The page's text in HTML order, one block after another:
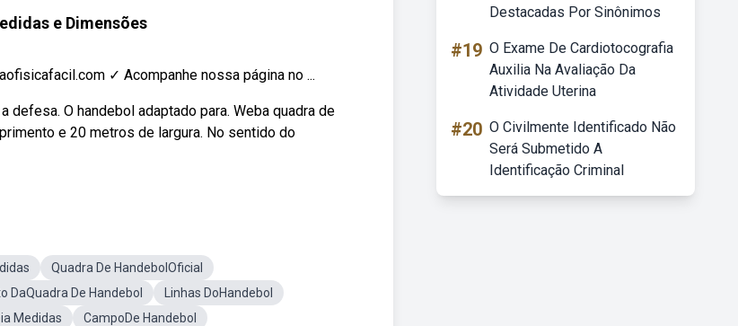
e Dimensões
✓ Acompanhe nossa página no ...
O handebol adaptado para. Weba quadra de
e 20 metros de largura. No sentido do
Quadra De HandebolOficial
DaQuadra De Handebol
Linhas DoHandebol
Medidas
CampoDe Handebol
Destacadas Por Sinônimos
#19 O Exame De Cardiotocografia
Auxilia Na Avaliação Da
Atividade Uterina
#20 O Civilmente Identificado Não
Será Submetido A
Identificação Criminal